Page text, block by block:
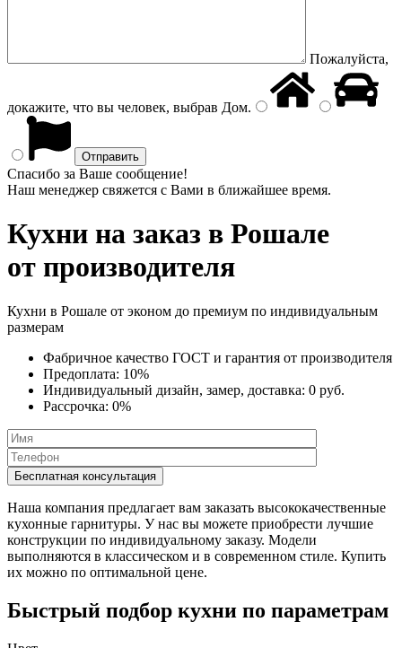
Пожалуйста,
докажите, что вы человек, выбрав Дом.
Спасибо за Ваше сообщение!
Наш менеджер свяжется с Вами в ближайшее время.
Кухни на заказ в Рошале
от производителя
Кухни в Рошале от эконом до премиум по индивидуальным
размерам
Фабричное качество ГОСТ и гарантия от производителя
Предоплата: 10%
Индивидуальный дизайн, замер, доставка: 0 руб.
Рассрочка: 0%
Наша компания предлагает вам заказать высококачественные
кухонные гарнитуры. У нас вы можете приобрести лучшие
конструкции по индивидуальному заказу. Модели
выполняются в классическом и в современном стиле. Купить
их можно по оптимальной цене.
Быстрый подбор кухни по параметрам